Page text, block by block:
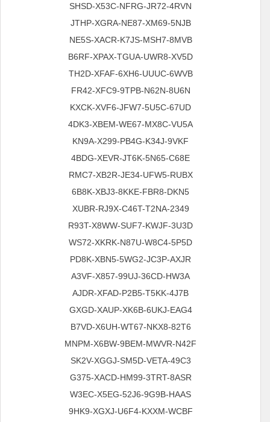
SHSD-X53C-NFRG-JR72-4RVN
JTHP-XGRA-NE87-XM69-5NJB
NE5S-XACR-K7JS-MSH7-8MVB
B6RF-XPAX-TGUA-UWR8-XV5D
TH2D-XFAF-6XH6-UUUC-6WVB
FR42-XFC9-9TPB-N62N-8U6N
KXCK-XVF6-JFW7-5U5C-67UD
4DK3-XBEM-WE67-MX8C-VU5A
KN9A-X299-PB4G-K34J-9VKF
4BDG-XEVR-JT6K-5N65-C68E
RMC7-XB2R-JE34-UFW5-RUBX
6B8K-XBJ3-8KKE-FBR8-DKN5
2349-XUBR-RJ9X-C46T-T2NA
R93T-X8WW-SUF7-KWJF-3U3D
WS72-XKRK-N87U-W8C4-5P5D
PD8K-XBN5-5WG2-JC3P-AXJR
A3VF-X857-99UJ-36CD-HW3A
AJDR-XFAD-P2B5-T5KK-4J7B
GXGD-XAUP-XK6B-6UKJ-EAG4
B7VD-X6UH-WT67-NKX8-82T6
MNPM-X6BW-9BEM-MWVR-N42F
SK2V-XGGJ-SM5D-VETA-49C3
G375-XACD-HM99-3TRT-8ASR
W3EC-X5EG-52J6-9G9B-HAAS
9HK9-XGXJ-U6F4-KXXM-WCBF